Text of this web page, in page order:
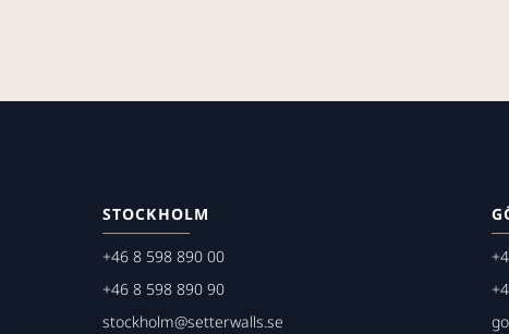
STOCKHOLM
+46 8 598 890 00
+46 8 598 890 90
stockholm@setterwalls.se